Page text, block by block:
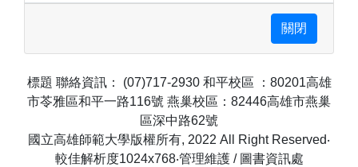
標題 聯絡資訊： (07)717-2930 和平校區 ：80201高雄
市苓雅區和平一路116號 燕巢校區：82446高雄市燕巢
區深中路62號
國立高雄師範大學版權所有, 2022 All Right Reserved‧
較佳解析度1024x768‧管理維護 / 圖書資訊處